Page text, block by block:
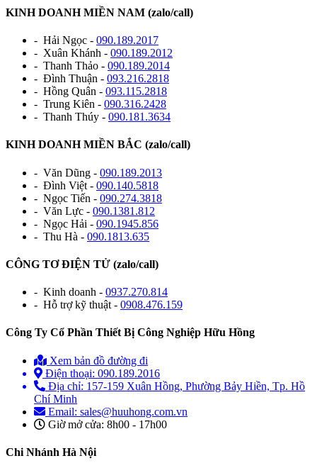
KINH DOANH MIỀN NAM (zalo/call)
- Hải Ngọc - 090.189.2017
- Xuân Khánh - 090.189.2012
- Thanh Thảo - 090.189.2014
- Đình Thuận - 093.216.2818
- Hồng Quân - 093.115.2818
- Trung Kiên - 090.316.2428
- Thanh Thúy - 090.181.3634
KINH DOANH MIỀN BẮC (zalo/call)
- Văn Dũng - 090.189.2013
- Đình Việt - 090.140.5818
- Ngọc Tiến - 090.274.3818
- Văn Lực - 090.1381.812
- Ngọc Hải - 090.1945.856
- Thu Hà - 090.1813.635
CÔNG TƠ ĐIỆN TỬ (zalo/call)
- Kinh doanh - 0937.270.814
- Hỗ trợ kỹ thuật - 0908.476.159
Công Ty Cổ Phần Thiết Bị Công Nghiệp Hữu Hồng
Xem bản đồ đường đi
Điện thoại: 090.189.2016
Địa chỉ: 157-159 Xuân Hồng, Phường Bảy Hiền, Tp. Hồ
Chí Minh
Email: sales@huuhong.com.vn
Giờ mở cửa: 8h00 - 17h00
Chi Nhánh Hà Nội